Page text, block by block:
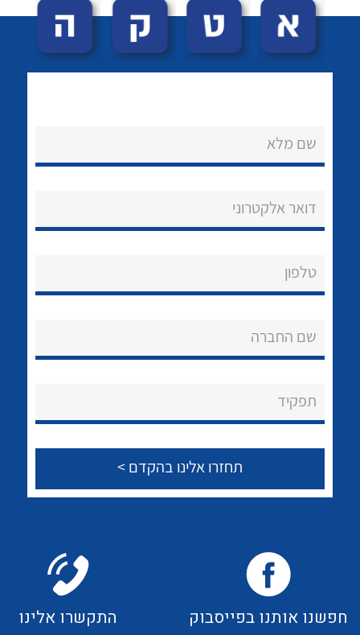
הצוות שלנו
שירותי תמיכה
לכל מוצרי היצרן לכל מוצרי היצרן
שם מלא
דואר אלקטרוני
טלפון
שם החברה
תפקיד
חפשנו אותנו בפייסבוק התקשרו אלינו